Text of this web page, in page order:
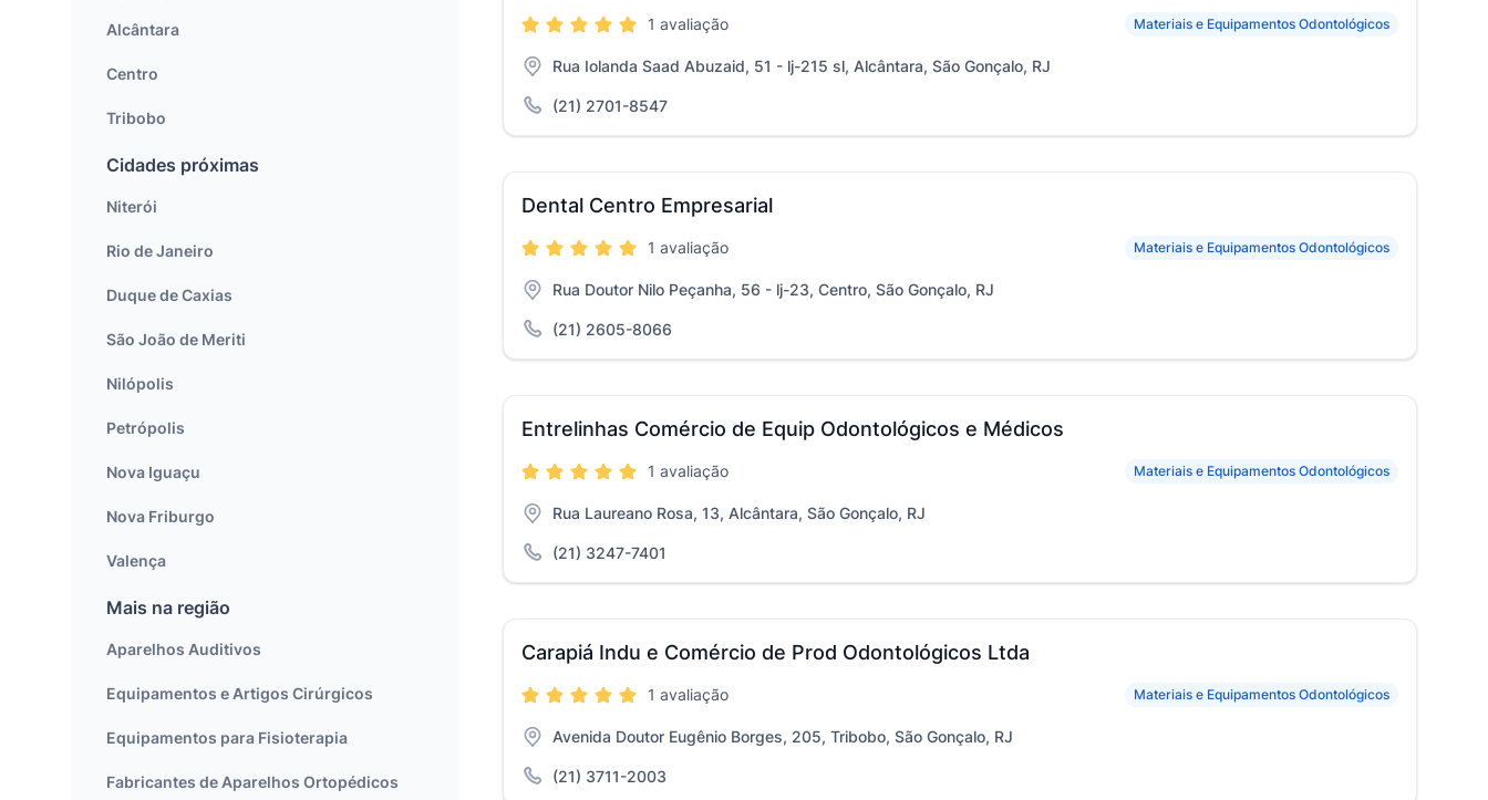
Materiais e Equipamentos Odontológicos
1 avaliação
Rua Iolanda Saad Abuzaid, 51 - lj-215 sl, Alcântara, São Gonçalo, RJ
(21) 2701-8547
Dental Centro Empresarial
Materiais e Equipamentos Odontológicos
1 avaliação
Rua Doutor Nilo Peçanha, 56 - lj-23, Centro, São Gonçalo, RJ
(21) 2605-8066
Entrelinhas Comércio de Equip Odontológicos e Médicos
Materiais e Equipamentos Odontológicos
1 avaliação
Rua Laureano Rosa, 13, Alcântara, São Gonçalo, RJ
(21) 3247-7401
Carapiá Indu e Comércio de Prod Odontológicos Ltda
Materiais e Equipamentos Odontológicos
1 avaliação
Avenida Doutor Eugênio Borges, 205, Tribobo, São Gonçalo, RJ
(21) 3711-2003
Alcântara
Centro
Tribobo
Cidades próximas
Niterói
Rio de Janeiro
Duque de Caxias
São João de Meriti
Nilópolis
Petrópolis
Nova Iguaçu
Nova Friburgo
Valença
Mais na região
Aparelhos Auditivos
Equipamentos e Artigos Cirúrgicos
Equipamentos para Fisioterapia
Fabricantes de Aparelhos Ortopédicos